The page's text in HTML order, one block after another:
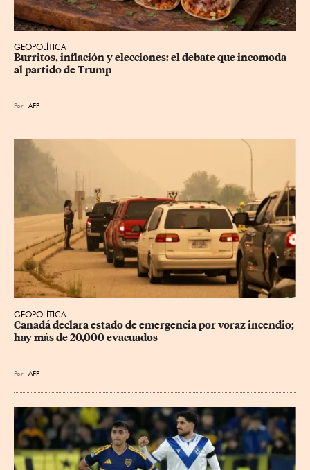
GEOPOLÍTICA
Burritos, inflación y elecciones: el debate que incomoda
al partido de Trump
Por AFP
GEOPOLÍTICA
Canadá declara estado de emergencia por voraz incendio;
hay más de 20,000 evacuados
Por AFP